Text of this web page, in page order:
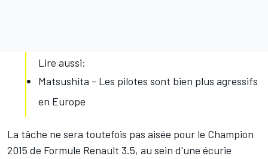
Lire aussi:
Matsushita - Les pilotes sont bien plus agressifs
en Europe
La tâche ne sera toutefois pas aisée pour le Champion
2015 de Formule Renault 3.5, au sein d'une écurie